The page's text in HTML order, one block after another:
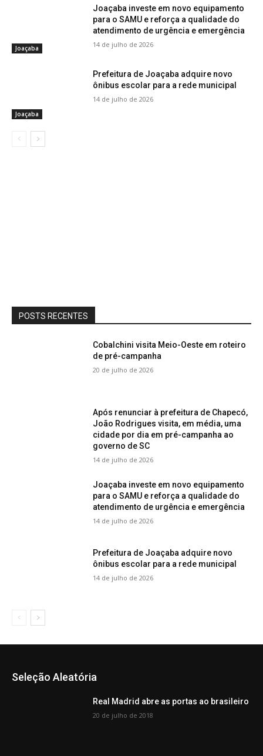
Joaçaba
Joaçaba investe em novo equipamento
para o SAMU e reforça a qualidade do
atendimento de urgência e emergência
14 de julho de 2026
Joaçaba
Prefeitura de Joaçaba adquire novo
ônibus escolar para a rede municipal
14 de julho de 2026
POSTS RECENTES
Cobalchini visita Meio-Oeste em roteiro
de pré-campanha
20 de julho de 2026
Após renunciar à prefeitura de Chapecó,
João Rodrigues visita, em média, uma
cidade por dia em pré-campanha ao
governo de SC
14 de julho de 2026
Joaçaba investe em novo equipamento
para o SAMU e reforça a qualidade do
atendimento de urgência e emergência
14 de julho de 2026
Prefeitura de Joaçaba adquire novo
ônibus escolar para a rede municipal
14 de julho de 2026
Seleção Aleatória
Real Madrid abre as portas ao brasileiro
20 de julho de 2018